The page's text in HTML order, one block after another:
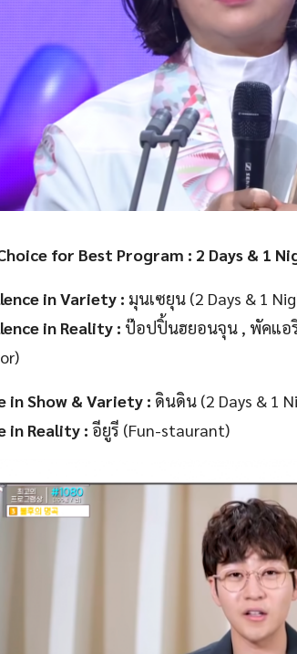
for Best Program : 2 Days & 1
in Variety : มุนเซยุน (2 Days & 1
in Reality : ป๊อปปิ้นฮยอนจุน , พัคแอรี
in Show & Variety : ดินดิน (2 Days & 1
in Reality : อียูรี (Fun-staurant)